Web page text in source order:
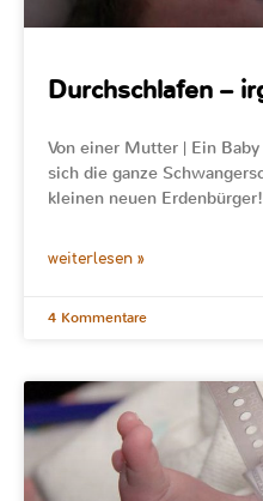
Durchschlafen –
Von einer Mutter | Ein
sich die ganze
kleinen neuen
weiterlesen »
4 Kommentare